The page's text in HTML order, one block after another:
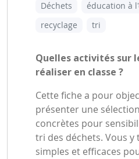
Déchets
éducation à
recyclage
tri
Quelles activités sur
réaliser en classe ?
Cette fiche a pour
présenter une
concrètes pour
tri des déchets. Vous
simples et efficaces